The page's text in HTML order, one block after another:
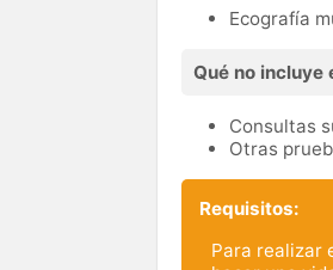
Ecografía
Qué no incluye
Consultas
Otras
Requisitos:
Para realizar